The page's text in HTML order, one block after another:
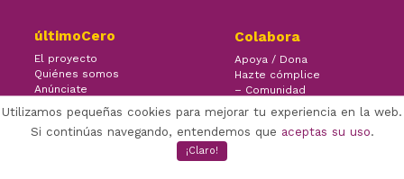
últimoCero
El proyecto
Quiénes somos
Anúnciate
Colabora
Apoya / Dona
Hazte cómplice
– Comunidad
– Ayuda
Utilizamos pequeñas cookies para mejorar tu experiencia en la web.
Si continúas navegando, entendemos que aceptas su uso.
¡Claro!